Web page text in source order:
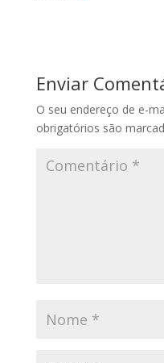
Enviar
O seu endereço de e-
obrigatórios são